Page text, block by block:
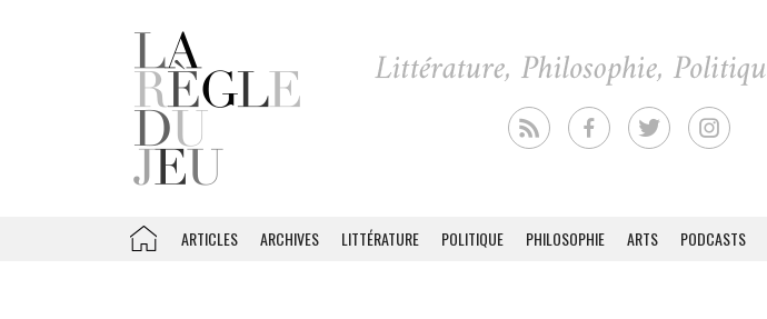
ARTICLES ARCHIVES LITTÉRATURE POLITIQUE PHILOSOPHIE ARTS PODCASTS